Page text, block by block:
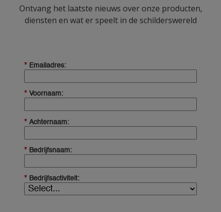
Ontvang het laatste nieuws over onze producten,
diensten en wat er speelt in de schilderswereld